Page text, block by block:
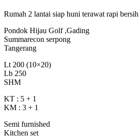
Rumah 2 lantai siap huni terawat rapi bersih
Pondok Hijau Golf ,Gading
Summarecon serpong
Tangerang
Lt 200 (10×20)
Lb 250
SHM
KT : 5 + 1
KM : 3 + 1
Semi furnished
Kitchen set